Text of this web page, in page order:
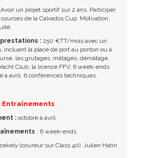
Avoir un projet sportif sur 2 ans. Participer
de la Calvados Cup. Motivation,
: 250 €TT/mois avec un
incluant la place de port au ponton ou à
les grutages, mâtages, démâtage,
Club, la licence FFV, 6 week-ends
à avril, 6 conférences techniques.
Entraînements
: octobre à avril
: 6 week-ends
(coureur sur Class 40), Julien Hatin